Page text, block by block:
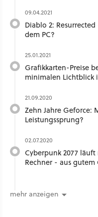
09.04.2021
Diablo 2:
dem PC?
25.01.2021
Grafikkarten-Preise
minimalen Lichtblick
21.09.2020
Zehn Jahre Geforce:
Leistungssprung?
02.07.2020
Cyberpunk 2077
Rechner - aus gutem
mehr anzeigen